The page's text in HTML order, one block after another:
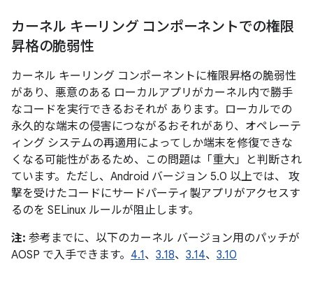
カーネル キーリング コンポーネントでの権限
昇格の脆弱性
カーネル キーリング コンポーネントに権限昇格の脆弱性
があり、悪意のある ローカルアプリがカーネル内で勝手
なコードを実行できるおそれが あります。ローカルでの
永久的な端末の侵害につながるおそれがあり、オペレーテ
ィング システムの再適用によってしか端末を修復できな
くなる可能性があるため、この問題は「重大」と判断され
ています。ただし、Android バージョン 5.0 以上では、 攻
撃を受けたコードにサードパーティ製アプリがアクセスす
るのを SELinux ルールが阻止します。
注: 参考までに、以下のカーネル バージョン用のパッチが
AOSP で入手できます。 4.1、 3.18、 3.14、 3.10